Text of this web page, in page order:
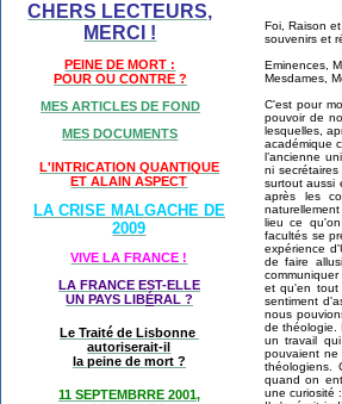
CHERS LECTEURS,
MERCI !
PEINE DE MORT :
POUR OU CONTRE ?
MES ARTICLES DE FOND
MES DOCUMENTS
L'INTRICATION QUANTIQUE
ET ALAIN ASPECT
LA CRISE MALGACHE DE
2009
VIVE LA FRANCE !
LA FRANCE EST-ELLE
UN PAYS LIBÉRAL ?
Le Traité de Lisbonne
autoriserait-il
la peine de mort ?
11 SEPTEMBRRE 2001,
Foi, Raison
souvenirs et
Eminences,
Mesdames,
C'est pour
pouvoir de
lesquelles,
académique
l’ancienne
ni
surtout aussi
après les
lieu ce
facultés se
expérience
de faire
et qu'en tout
sentiment
nous
de théologie.
un travail
pouvaient ne
théologiens.
quand on
une curiosité